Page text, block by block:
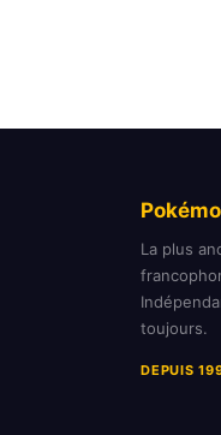
La plus
toujours.
DEPUIS